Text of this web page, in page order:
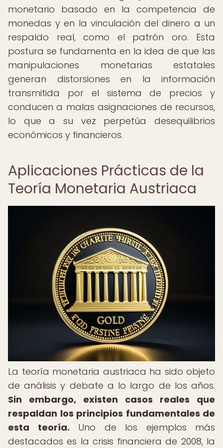
monetario basado en la competencia de
monedas y en la vinculación del dinero a un
respaldo real, como el patrón oro. Esta
postura se fundamenta en la idea de que las
manipulaciones monetarias estatales
generan distorsiones en la información
transmitida por el sistema de precios y
conducen a malas asignaciones de recursos,
lo que a su vez perpetúa desequilibrios
económicos y financieros.
Aplicaciones Prácticas de la
Teoría Monetaria Austriaca
La teoría monetaria austriaca ha sido objeto
de análisis y debate a lo largo de los años.
Sin embargo, existen casos reales que
respaldan los principios fundamentales de
esta teoría. Uno de los ejemplos más
destacados es la crisis financiera de 2008, la